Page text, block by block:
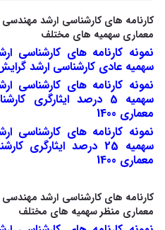
معماری سهمیه های مختلف
سهمیه عادی کارشناسی ارشد گرایش
سهمیه 5 درصد
معماری 1400
سهمیه 25 درصد
معماری 1400
معماری منظر سهمیه های مختلف